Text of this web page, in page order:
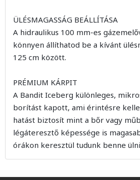
ÜLÉSMAGASSÁG BEÁLLÍTÁSA
A hidraulikus 100 mm-es
könnyen állíthatod be a kívánt
125 cm között.
PRÉMIUM KÁRPIT
A Bandit Iceberg különleges,
borítást kapott, ami érintésre
hatást biztosít mint a bőr vagy
légáteresztő képessége is
órákon keresztül tudunk benne